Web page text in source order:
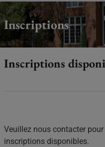
Inscriptions
Inscriptions
Veuillez nous contacter
inscriptions disponibles.